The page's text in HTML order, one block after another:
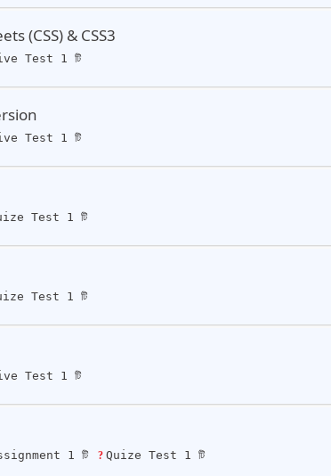
(CSS) & CSS3
Test 1 টি
Test 1 টি
Test 1 টি
Test 1 টি
Test 1 টি
1 টি Quize Test 1 টি